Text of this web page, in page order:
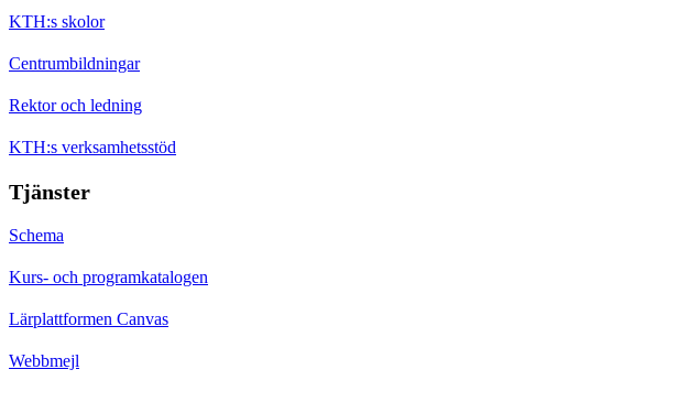
KTH:s skolor
Centrumbildningar
Rektor och ledning
KTH:s verksamhetsstöd
Tjänster
Schema
Kurs- och programkatalogen
Lärplattformen Canvas
Webbmejl